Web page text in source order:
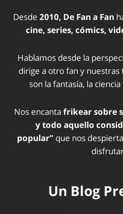
Desde 2010, De Fan a Fan
cine, series, cómics,
Hablamos desde la
dirige a otro fan y
son la fantasía, la
Nos encanta frikear sobre
y todo aquello
popular” que nos
Un Blog